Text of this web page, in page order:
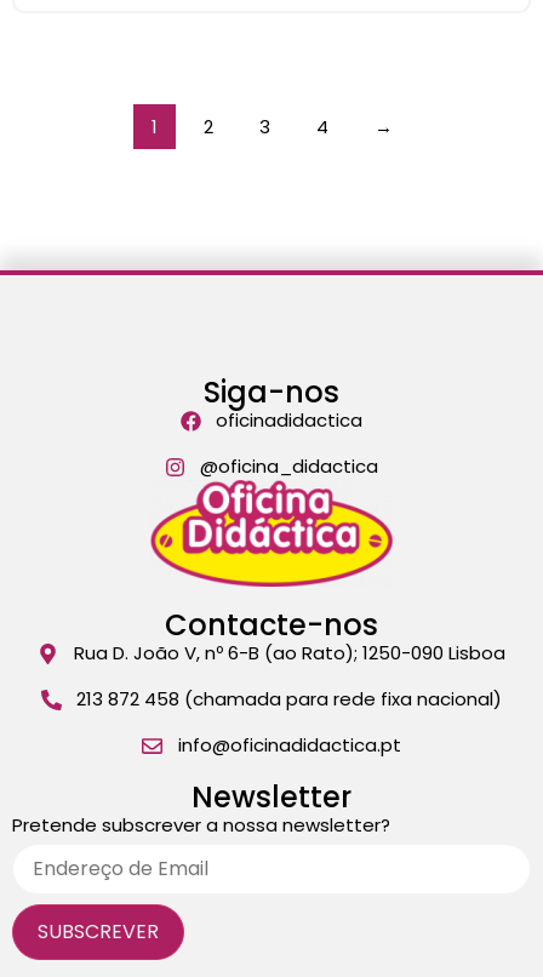
1 2 3 4 →
Siga-nos
oficinadidactica
@oficina_didactica
Contacte-nos
Rua D. João V, nº 6-B (ao Rato); 1250-090 Lisboa
213 872 458 (chamada para rede fixa nacional)
info@oficinadidactica.pt
Newsletter
Pretende subscrever a nossa newsletter?